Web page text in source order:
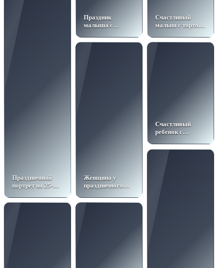
Счастливый
малыш с тортом
Праздник
малыша с
Праздничный
портрет на 25-
Женщина у
праздничного
Счастливый
ребенок с